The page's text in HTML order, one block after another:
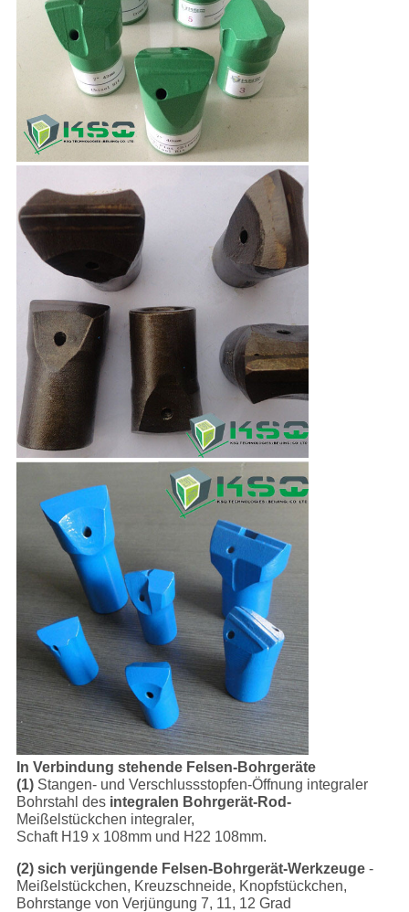
In Verbindung stehende Felsen-Bohrgeräte
(1)Stangen- und Verschlussstopfen-Öffnung integraler
Bohrstahl des integralen Bohrgerät-Rod-
Meißelstückchen integraler,
Schaft H19 x 108mm und H22 108mm.
(2) sich verjüngende Felsen-Bohrgerät-Werkzeuge -
Meißelstückchen, Kreuzschneide, Knopfstückchen,
Bohrstange von Verjüngung 7, 11, 12 Grad